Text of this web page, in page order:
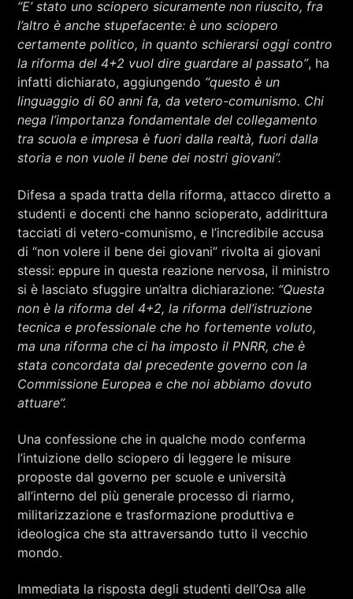
“E’stato uno sciopero sicuramente non riuscito, fra
l’altro è anche stupefacente: è uno sciopero
certamente politico, in quanto schierarsi oggi contro
la riforma del 4+2 vuol dire guardare al passato”, ha
infatti dichiarato, aggiungendo “questo è un
linguaggio di 60 anni fa, da vetero-comunismo. Chi
nega l’importanza fondamentale del collegamento
tra scuola e impresa è fuori dalla realtà, fuori dalla
storia e non vuole il bene dei nostri giovani”.
Difesa a spada tratta della riforma, attacco diretto a
studenti e docenti che hanno scioperato, addirittura
tacciati di vetero-comunismo, e l’incredibile accusa
di “non volere il bene dei giovani” rivolta ai giovani
stessi: eppure in questa reazione nervosa, il ministro
si è lasciato sfuggire un’altra dichiarazione: “Questa
non è la riforma del 4+2, la riforma dell’istruzione
tecnica e professionale che ho fortemente voluto,
ma una riforma che ci ha imposto il PNRR, che è
stata concordata dal precedente governo con la
Commissione Europea e che noi abbiamo dovuto
attuare”.
Una confessione che in qualche modo conferma
l’intuizione dello sciopero di leggere le misure
proposte dal governo per scuole e università
all’interno del più generale processo di riarmo,
militarizzazione e trasformazione produttiva e
ideologica che sta attraversando tutto il vecchio
mondo.
Immediata la risposta degli studenti dell’Osa alle